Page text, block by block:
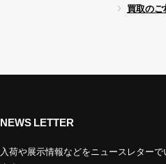
買取の
NEWS LETTER
入荷や展示情報などをニュースレター